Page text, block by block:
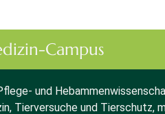
Campus
und
Tierversuche und Tierschutz,